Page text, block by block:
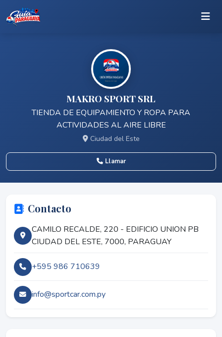
MAKRO SPORT SRL
TIENDA DE EQUIPAMIENTO Y ROPA PARA
ACTIVIDADES AL AIRE LIBRE
Ciudad del Este
Llamar
Contacto
CAMILO RECALDE, 220 - EDIFICIO UNION PB
CIUDAD DEL ESTE, 7000, PARAGUAY
+595 986 710639
info@sportcar.com.py